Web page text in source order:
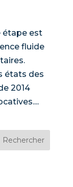
étape est
fluide
états des
2014
Rechercher